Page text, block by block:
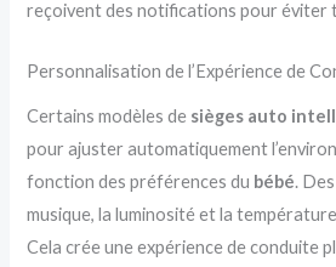
reçoivent des notifications pour éviter
Personnalisation de l’Expérience de
Certains modèles de sièges auto
pour ajuster automatiquement
fonction des préférences du bébé.
musique, la luminosité et la
Cela crée une expérience de conduite